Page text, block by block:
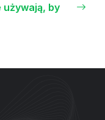
używają, by